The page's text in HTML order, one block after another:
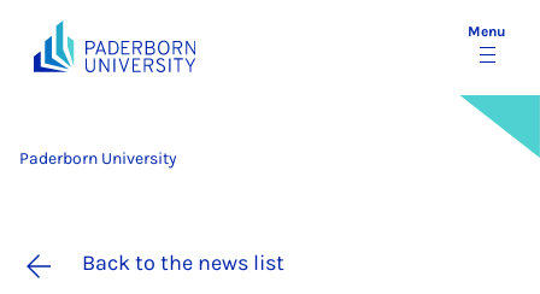
Menu
Paderborn University
Back to the news list